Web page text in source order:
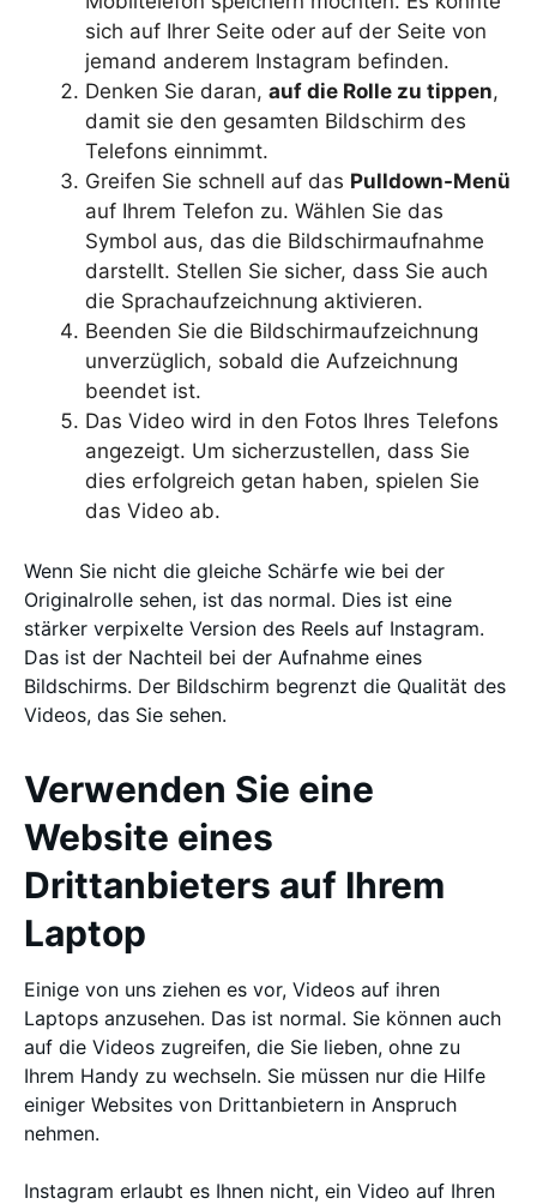
sich auf Ihrer Seite oder auf der Seite von
jemand anderem Instagram befinden.
Denken Sie daran, auf die Rolle zu tippen,
damit sie den gesamten Bildschirm des
Telefons einnimmt.
Greifen Sie schnell auf das Pulldown-Menü
auf Ihrem Telefon zu. Wählen Sie das
Symbol aus, das die Bildschirmaufnahme
darstellt. Stellen Sie sicher, dass Sie auch
die Sprachaufzeichnung aktivieren.
Beenden Sie die Bildschirmaufzeichnung
unverzüglich, sobald die Aufzeichnung
beendet ist.
Das Video wird in den Fotos Ihres Telefons
angezeigt. Um sicherzustellen, dass Sie
dies erfolgreich getan haben, spielen Sie
das Video ab.
Wenn Sie nicht die gleiche Schärfe wie bei der
Originalrolle sehen, ist das normal. Dies ist eine
stärker verpixelte Version des Reels auf Instagram.
Das ist der Nachteil bei der Aufnahme eines
Bildschirms. Der Bildschirm begrenzt die Qualität des
Videos, das Sie sehen.
Verwenden Sie eine
Website eines
Drittanbieters auf Ihrem
Laptop
Einige von uns ziehen es vor, Videos auf ihren
Laptops anzusehen. Das ist normal. Sie können auch
auf die Videos zugreifen, die Sie lieben, ohne zu
Ihrem Handy zu wechseln. Sie müssen nur die Hilfe
einiger Websites von Drittanbietern in Anspruch
nehmen.
Instagram erlaubt es Ihnen nicht, ein Video auf Ihren